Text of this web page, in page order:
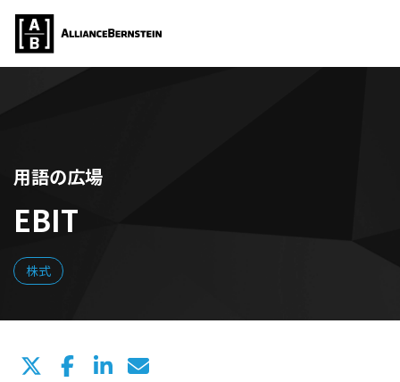
用語の広場
EBIT
株式